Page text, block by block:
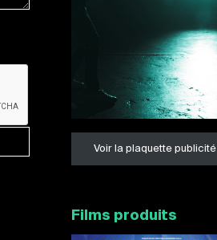
Voir la plaquette publicité
Films produits